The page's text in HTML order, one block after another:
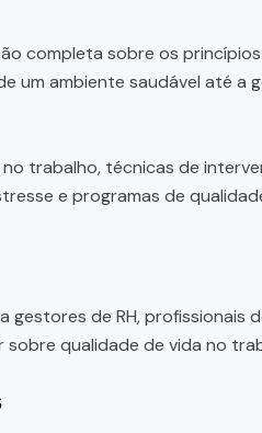
completa sobre os
um ambiente saudável até a
trabalho, técnicas de
e programas de
gestores de RH, profissionais
qualidade de vida no